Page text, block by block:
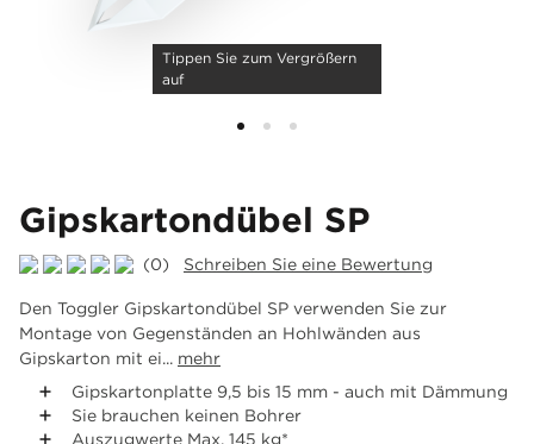
Tippen Sie zum Vergrößern
auf
Gipskartondübel SP
(0) Schreiben Sie eine Bewertung
Den Toggler Gipskartondübel SP verwenden Sie zur
Montage von Gegenständen an Hohlwänden aus
Gipskarton mit ei... mehr
Gipskartonplatte 9,5 bis 15 mm - auch mit Dämmung
Sie brauchen keinen Bohrer
Auszugwerte Max. 145 kg*